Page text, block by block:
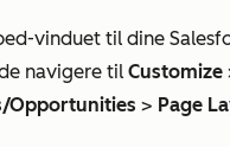
vinduet til dine
navigere til Customize
Opportunities > Page